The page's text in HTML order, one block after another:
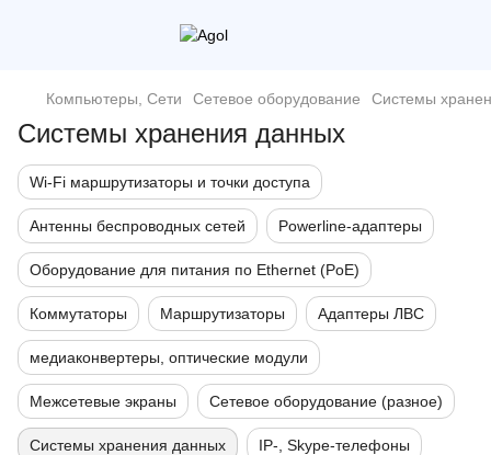
Компьютеры, Сети Сетевое оборудование Системы
Системы хранения данных
Wi-Fi маршрутизаторы и точки доступа
Антенны беспроводных сетей Powerline-адаптеры
Оборудование для питания по Ethernet (PoE)
Коммутаторы Маршрутизаторы Адаптеры ЛВС
медиаконвертеры, оптические модули
Межсетевые экраны Сетевое оборудование (разное)
Системы хранения данных IP-, Skype-телефоны